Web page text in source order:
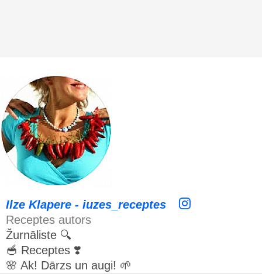
Ilze Klapere - iuzes_receptes
Receptes autors
Žurnāliste 🔍
🥣 Receptes ❣️
🌸 Ak! Dārzs un augi! 🌱